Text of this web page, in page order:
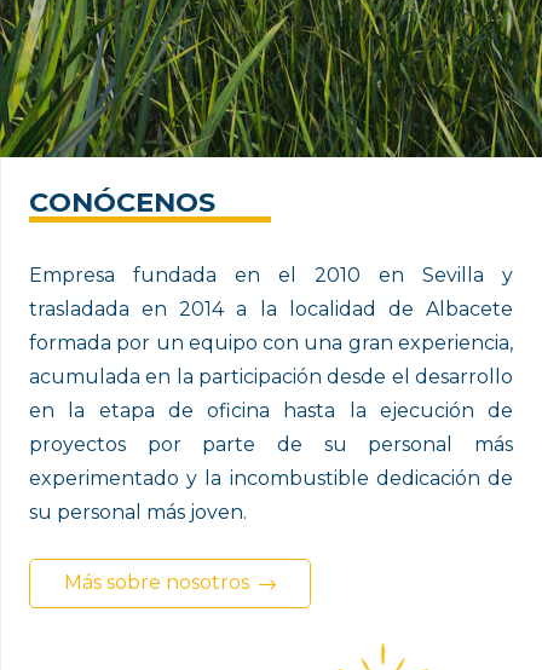
CONÓCENOS
Empresa fundada en el 2010 en Sevilla y
trasladada en 2014 a la localidad de Albacete
formada por un equipo con una gran experiencia,
acumulada en la participación desde el desarrollo
en la etapa de oficina hasta la ejecución de
proyectos por parte de su personal más
experimentado y la incombustible dedicación de
su personal más joven.
Más sobre nosotros